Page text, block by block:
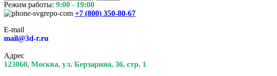
Режим работы: 9:00 - 19:00
+7 (800) 350-80-67
E-mail
mail@3d-r.ru
Адрес
123060, Москва, ул. Берзарина, 36, стр. 1